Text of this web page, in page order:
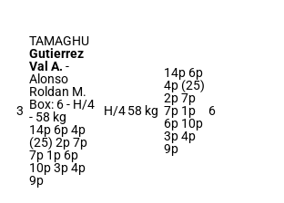
3
TAMAGHU
Gutierrez
Val A. -
Alonso
Roldan M.
Box: 6 - H/4
- 58 kg
14p 6p 4p
(25) 2p 7p
7p 1p 6p
10p 3p 4p
9p
H/458 kg
14p 6p
4p (25)
2p 7p
7p 1p
6p 10p
3p 4p
9p
6